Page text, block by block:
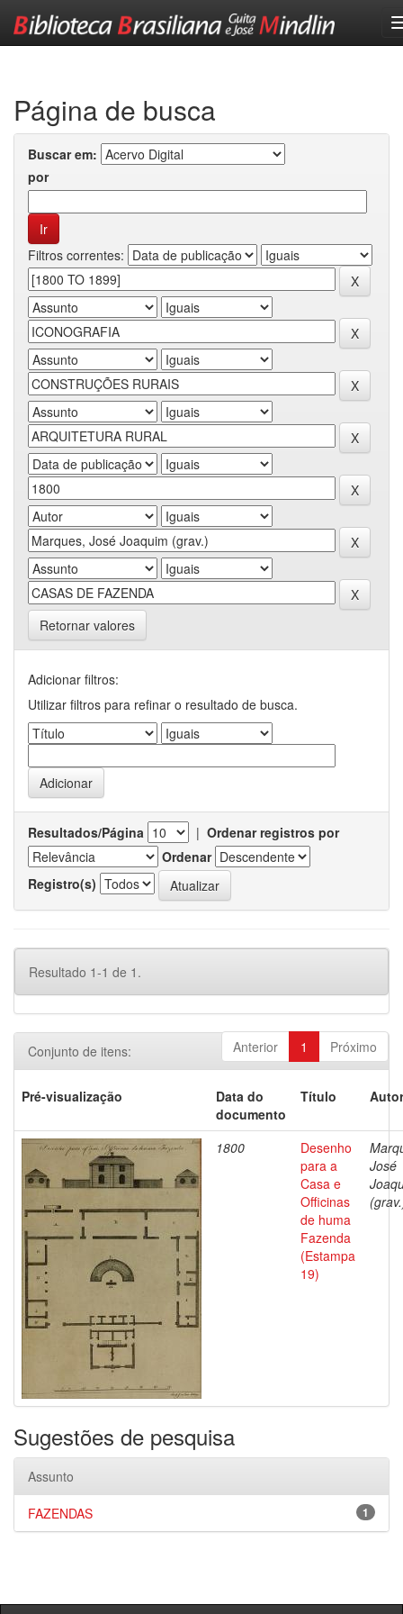
Página de busca
Buscar em:
por
Filtros correntes:
Retornar valores
Adicionar filtros:
Utilizar filtros para refinar o resultado de busca.
Resultados/Página | Ordenar registros por
Ordenar
Registro(s)
Resultado 1-1 de 1.
Anterior 1 Próximo
Conjunto de itens:
Pré-visualização
Data do
documento
Título
1800
Desenho
para a
Casa e
Officinas
de huma
Fazenda
(Estampa
19)
José
Sugestões de pesquisa
Assunto
1
FAZENDAS